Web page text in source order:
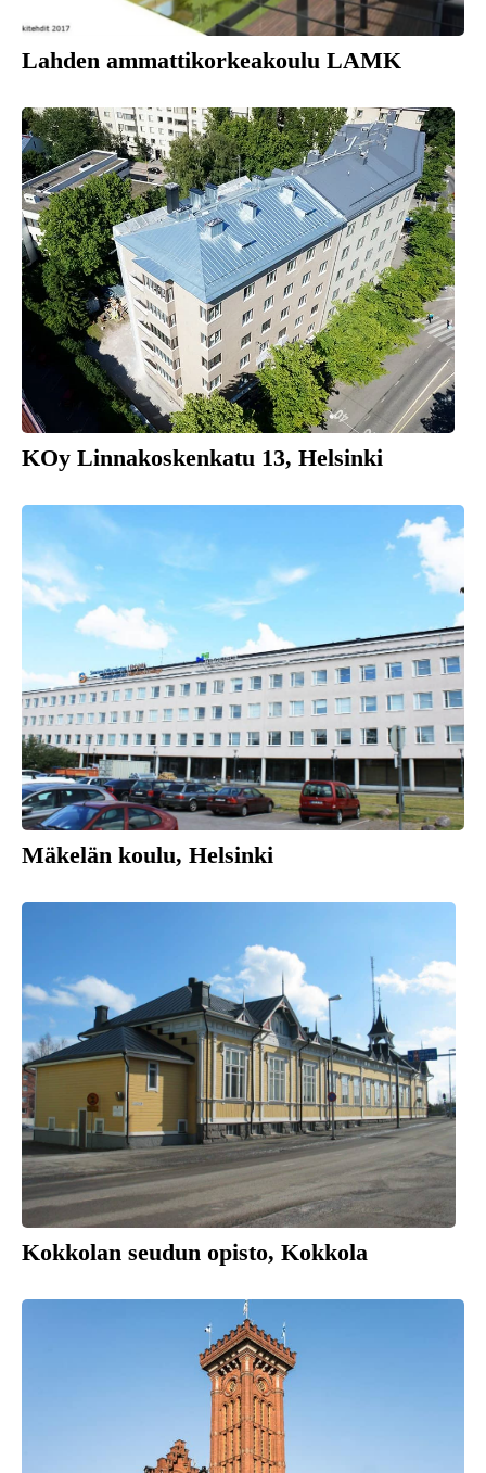
Lahden ammattikorkeakoulu LAMK
KOy Linnakoskenkatu 13, Helsinki
Mäkelän koulu, Helsinki
Kokkolan seudun opisto, Kokkola